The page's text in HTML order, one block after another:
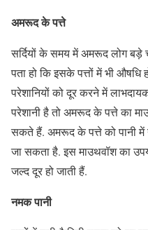
अमरूद के पत्ते
सर्दियों के समय में अमरूद लोग बड़े
पता हो कि इसके पत्तों में भी
परेशानियों को दूर करने में
परेशानी है तो अमरूद के पत्ते का
सकते हैं. अमरूद के पत्ते को पानी में
जा सकता है. इस माउथवॉश का
जल्द दूर हो जाती हैं.
नमक पानी